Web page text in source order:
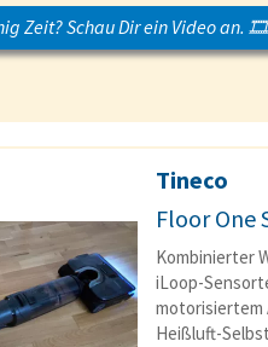
Zeit? Schau Dir ein Video an.
Tineco
Floor One
Kombinierter
iLoop-
motorisiertem
Heißluft-